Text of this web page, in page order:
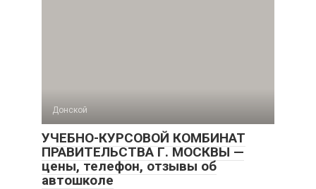
Донской
УЧЕБНО-КУРСОВОЙ КОМБИНАТ
ПРАВИТЕЛЬСТВА Г. МОСКВЫ —
цены, телефон, отзывы об
автошколе